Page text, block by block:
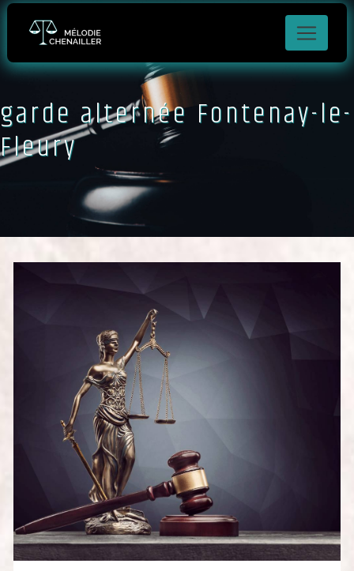
garde alternée Fontenay-le-
Fleury
Panneau de gestion des cookies